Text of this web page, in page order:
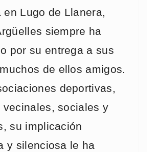
en Lugo de Llanera,
siempre ha
por su entrega a sus
de ellos amigos.
deportivas,
vecinales, sociales y
su implicación
y silenciosa le ha